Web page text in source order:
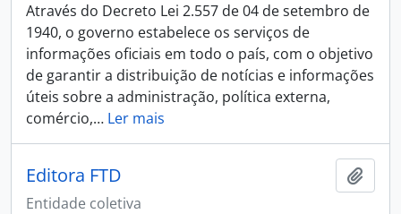
Através do Decreto Lei 2.557 de 04 de setembro de
1940, o governo estabelece os serviços de
informações oficiais em todo o país, com o objetivo
de garantir a distribuição de notícias e informações
úteis sobre a administração, política externa,
comércio,… Ler mais
Editora FTD
Entidade coletiva